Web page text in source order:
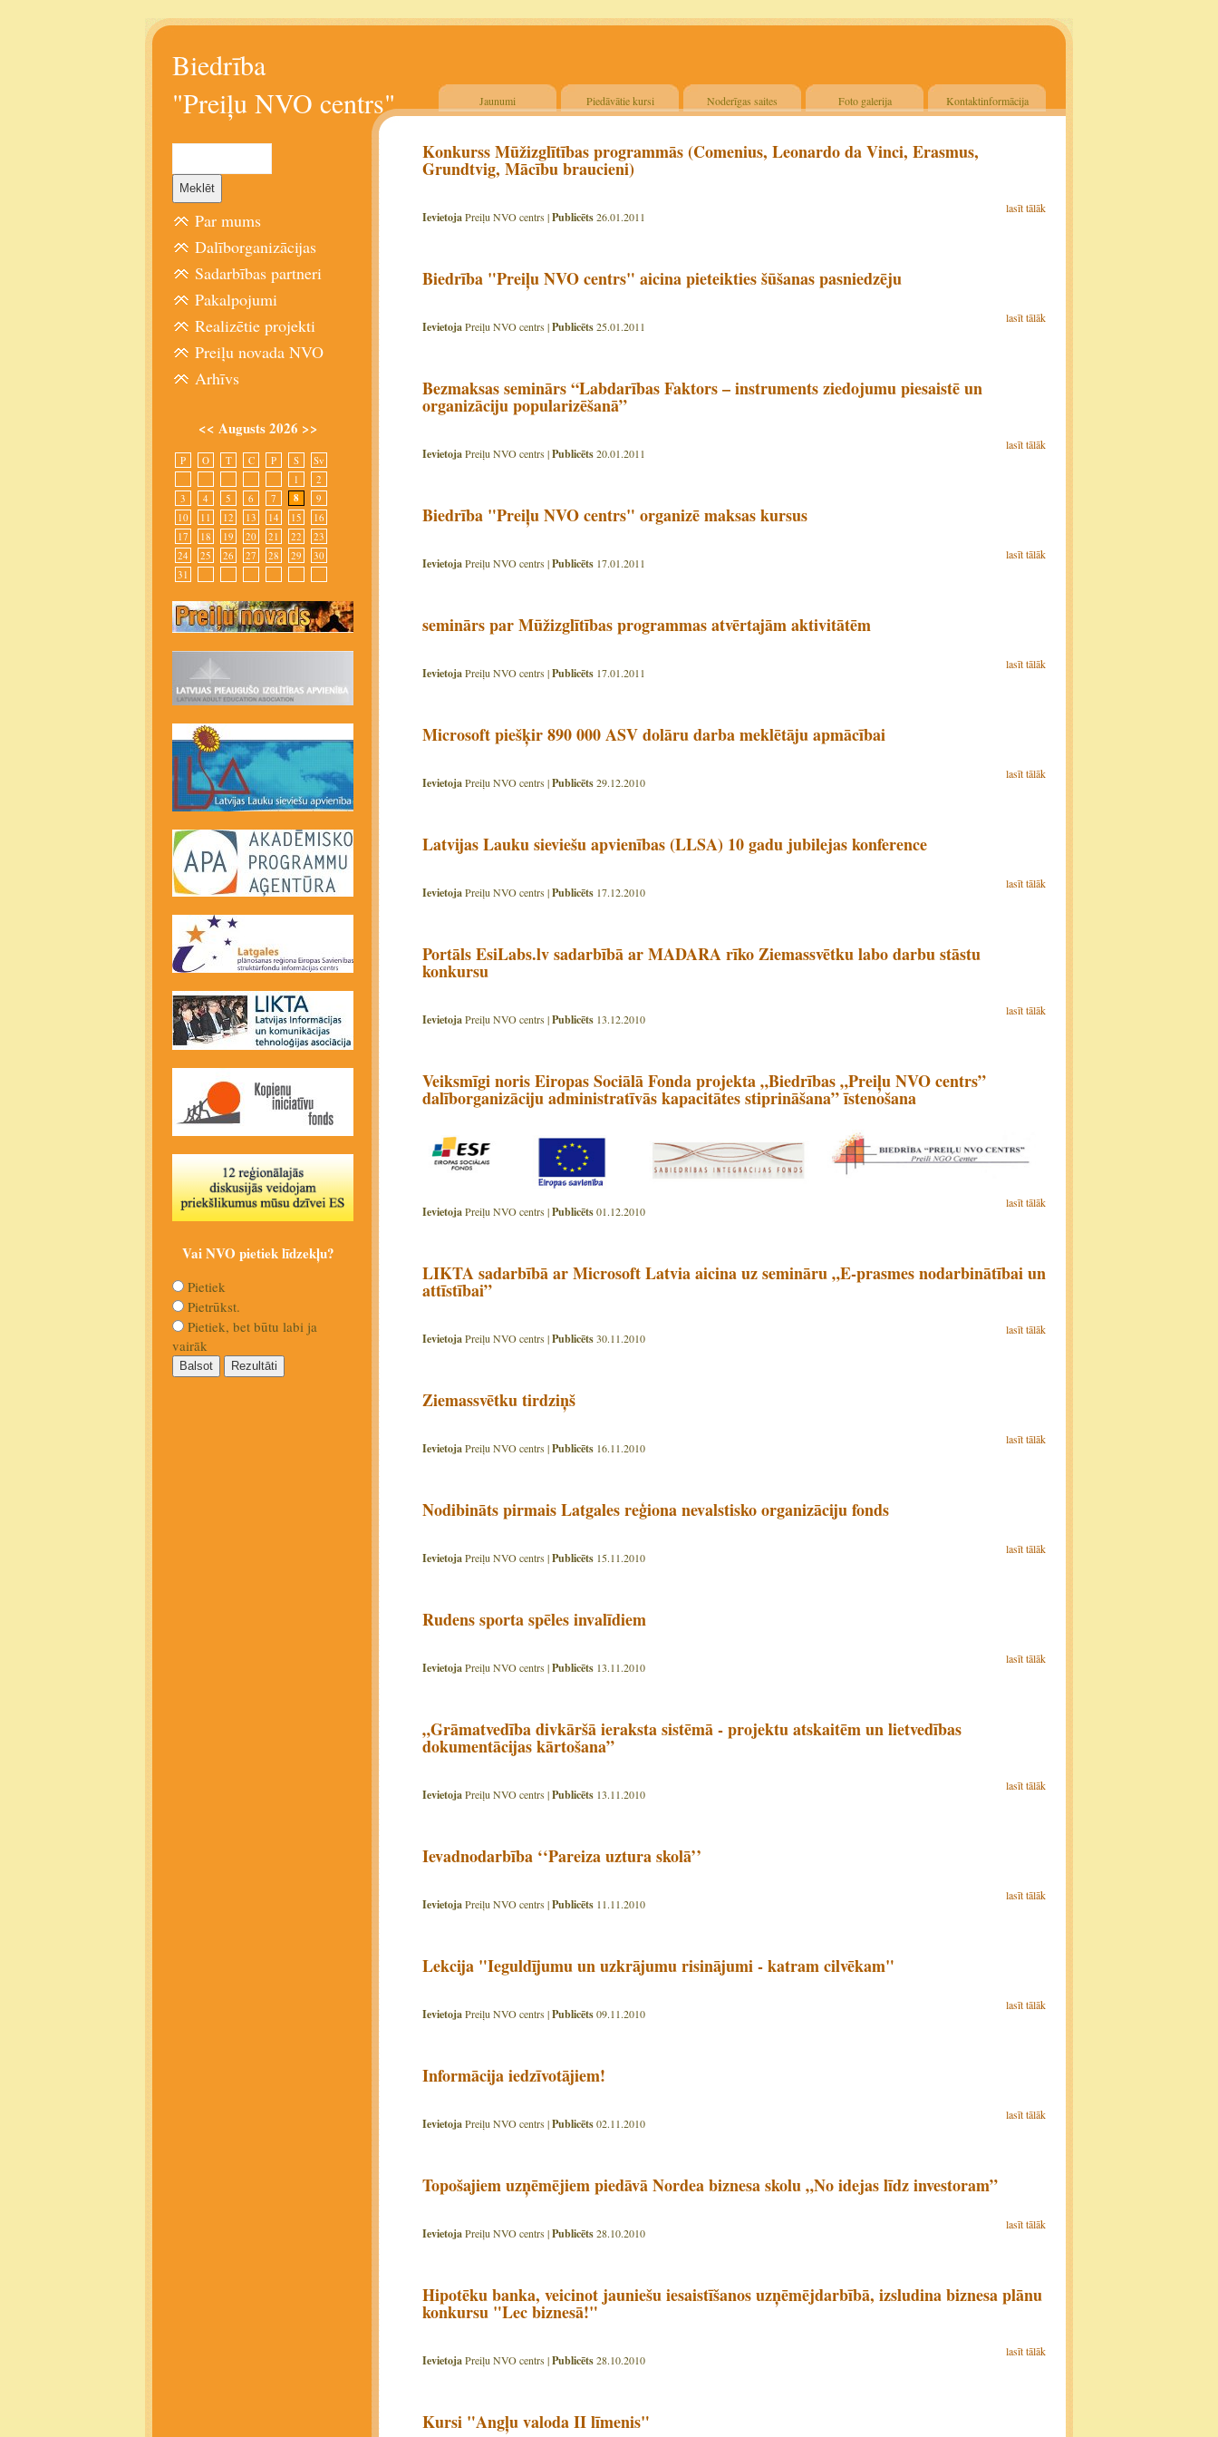
Biedrība
"Preiļu NVO centrs"
Jaunumi Piedāvātie kursi Noderīgas saites Foto galerija Kontaktinformācija
Konkurss Mūžizglītības programmās (Comenius, Leonardo da Vinci, Erasmus,
Grundtvig, Mācību braucieni)
lasīt tālāk
IevietojaPreiļu NVO centrs |Publicēts26.01.2011
Biedrība "Preiļu NVO centrs" aicina pieteikties šūšanas pasniedzēju
lasīt tālāk
IevietojaPreiļu NVO centrs |Publicēts25.01.2011
Bezmaksas seminārs “Labdarības Faktors – instruments ziedojumu piesaistē un
organizāciju popularizēšanā”
lasīt tālāk
IevietojaPreiļu NVO centrs |Publicēts20.01.2011
Biedrība "Preiļu NVO centrs" organizē maksas kursus
lasīt tālāk
IevietojaPreiļu NVO centrs |Publicēts 17.01.2011
seminārs par Mūžizglītības programmas atvērtajām aktivitātēm
lasīt tālāk
IevietojaPreiļu NVO centrs |Publicēts 17.01.2011
Microsoft piešķir 890 000 ASV dolāru darba meklētāju apmācībai
lasīt tālāk
IevietojaPreiļu NVO centrs |Publicēts29.12.2010
Latvijas Lauku sieviešu apvienības (LLSA) 10 gadu jubilejas konference
lasīt tālāk
IevietojaPreiļu NVO centrs |Publicēts 17.12.2010
Portāls EsiLabs.lv sadarbībā ar MADARA rīko Ziemassvētku labo darbu stāstu
konkursu
lasīt tālāk
IevietojaPreiļu NVO centrs |Publicēts 13.12.2010
Veiksmīgi noris Eiropas Sociālā Fonda projekta „Biedrības „Preiļu NVO centrs”
dalīborganizāciju administratīvās kapacitātes stiprināšana” īstenošana
lasīt tālāk
IevietojaPreiļu NVO centrs |Publicēts01.12.2010
LIKTA sadarbībā ar Microsoft Latvia aicina uz semināru „E-prasmes nodarbinātībai un
attīstībai”
lasīt tālāk
IevietojaPreiļu NVO centrs |Publicēts30.11.2010
Ziemassvētku tirdziņš
lasīt tālāk
IevietojaPreiļu NVO centrs |Publicēts 16.11.2010
Nodibināts pirmais Latgales reģiona nevalstisko organizāciju fonds
lasīt tālāk
IevietojaPreiļu NVO centrs |Publicēts 15.11.2010
Rudens sporta spēles invalīdiem
lasīt tālāk
IevietojaPreiļu NVO centrs |Publicēts 13.11.2010
„Grāmatvedība divkāršā ieraksta sistēmā - projektu atskaitēm un lietvedības
dokumentācijas kārtošana”
lasīt tālāk
IevietojaPreiļu NVO centrs |Publicēts 13.11.2010
Ievadnodarbība ‘‘Pareiza uztura skolā’’
lasīt tālāk
IevietojaPreiļu NVO centrs |Publicēts 11.11.2010
Lekcija "Ieguldījumu un uzkrājumu risinājumi - katram cilvēkam"
lasīt tālāk
IevietojaPreiļu NVO centrs |Publicēts09.11.2010
Informācija iedzīvotājiem!
lasīt tālāk
IevietojaPreiļu NVO centrs |Publicēts02.11.2010
Topošajiem uzņēmējiem piedāvā Nordea biznesa skolu „No idejas līdz investoram”
lasīt tālāk
IevietojaPreiļu NVO centrs |Publicēts28.10.2010
Hipotēku banka, veicinot jauniešu iesaistīšanos uzņēmējdarbībā, izsludina biznesa plānu
konkursu "Lec biznesā!"
lasīt tālāk
IevietojaPreiļu NVO centrs |Publicēts28.10.2010
Kursi "Angļu valoda II līmenis"
Par mums
Dalīborganizācijas
Sadarbības partneri
Pakalpojumi
Realizētie projekti
Preiļu novada NVO
Arhīvs
<< Augusts 2026 >>
P O T C P S
Sv
1
2
3
4 5 6 7 8
9
10
11 12 13 14 15
16
17
18 19 20 21 22
23
24
25 26 27 28 29
30
31
Vai NVO pietiek līdzekļu?
Pietiek
Pietrūkst.
Pietiek, bet būtu labi ja
vairāk